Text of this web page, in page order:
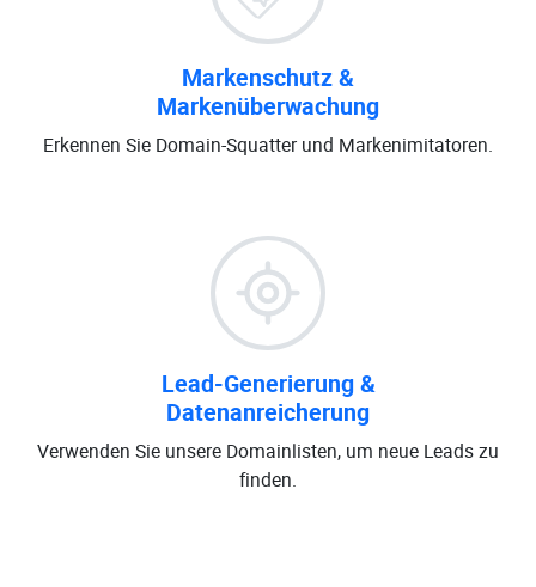
Markenschutz &
Markenüberwachung
Erkennen Sie Domain-Squatter und Markenimitatoren.
Lead-Generierung &
Datenanreicherung
Verwenden Sie unsere Domainlisten, um neue Leads zu
finden.